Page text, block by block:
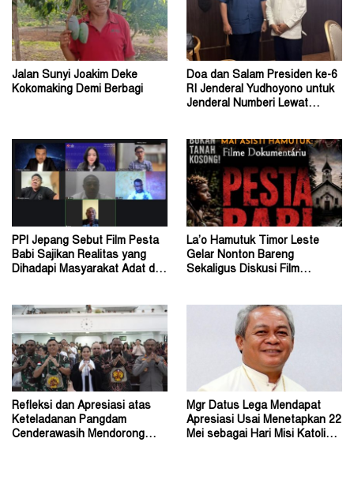
Jalan Sunyi Joakim Deke
Kokomaking Demi Berbagi
Doa dan Salam Presiden ke-6
RI Jenderal Yudhoyono untuk
Jenderal Numberi Lewat
PPI Jepang Sebut Film Pesta
Babi Sajikan Realitas yang
Dihadapi Masyarakat Adat di
La’o Hamutuk Timor Leste
Gelar Nonton Bareng
Sekaligus Diskusi Film
Refleksi dan Apresiasi atas
Keteladanan Pangdam
Cenderawasih Mendorong
Mgr Datus Lega Mendapat
Apresiasi Usai Menetapkan 22
Mei sebagai Hari Misi Katolik